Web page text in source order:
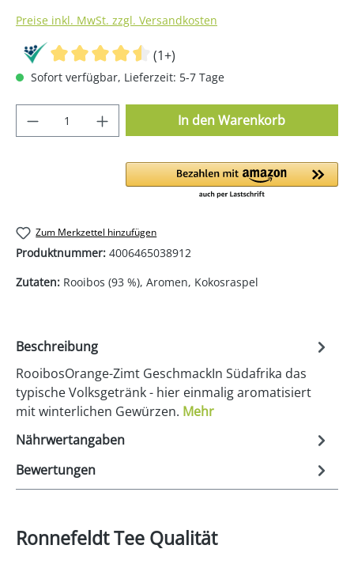
Preise inkl. MwSt. zzgl. Versandkosten
(1+)
Sofort verfügbar, Lieferzeit: 5-7 Tage
Produkt Anzahl: Gib den gewünschten
In den Warenkorb
Zum Merkzettel hinzufügen
Produktnummer: 4006465038912
Zutaten: Rooibos (93 %), Aromen, Kokosraspel
Beschreibung
RooibosOrange-Zimt GeschmackIn Südafrika das
typische Volksgetränk - hier einmalig aromatisiert
mit winterlichen Gewürzen. Mehr
Nährwertangaben
Bewertungen
Ronnefeldt Tee Qualität